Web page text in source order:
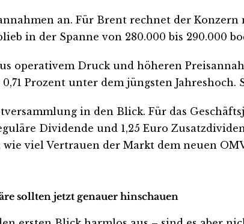
an. Für Brent rechnet der
in der Spanne von 280.000 bis 290.000
operativem Druck und höheren
Prozent unter dem jüngsten
in den Blick. Für das
Dividende und 1,25 Euro
viel Vertrauen der Markt dem neuen
sollten jetzt genauer hinschauen